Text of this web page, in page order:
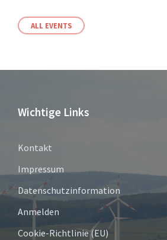
ALL EVENTS
Wichtige Links
Kontakt
Impressum
Datenschutzinformation
Anmelden
Cookie-Richtlinie (EU)